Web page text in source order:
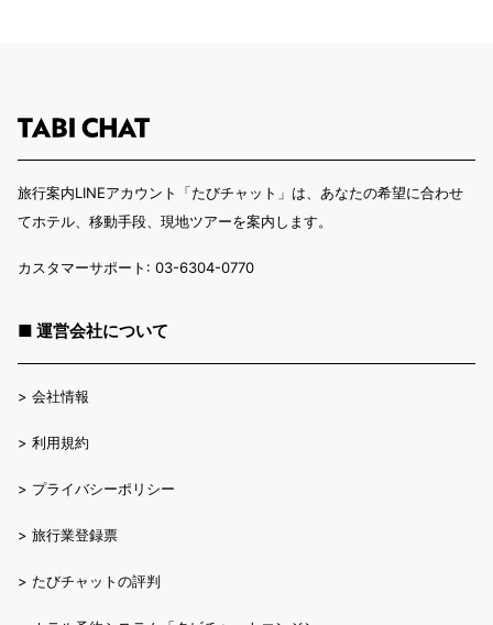
旅行案内LINEアカウント「たびチャット」は、あなたの希望に合わせ
てホテル、移動手段、現地ツアーを案内します。
カスタマーサポート: 03-6304-0770
■ 運営会社について
> 会社情報
> 利用規約
> プライバシーポリシー
> 旅行業登録票
> たびチャットの評判